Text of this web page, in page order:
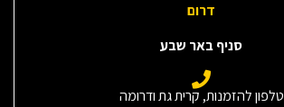
דרום
סניף באר שבע
טלפון להזמנות, קרית גת ודרומה